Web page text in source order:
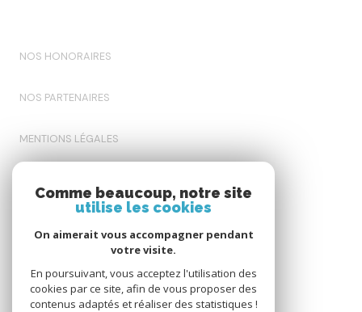
NOS HONORAIRES
NOS PARTENAIRES
MENTIONS LÉGALES
Comme beaucoup, notre site
utilise les cookies
On aimerait vous accompagner pendant
votre visite.
En poursuivant, vous acceptez l'utilisation des
cookies par ce site, afin de vous proposer des
contenus adaptés et réaliser des statistiques !